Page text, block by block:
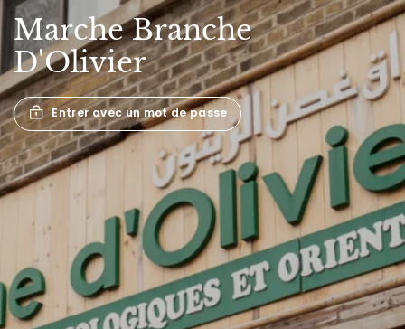
MarcheBranche
D'Olivier
Entrer avec un mot de passe